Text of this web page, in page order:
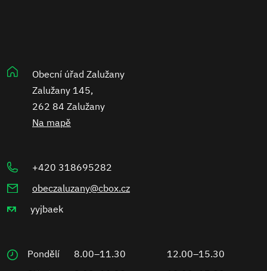
Obecní úřad Zalužany
Zalužany 145,
262 84 Zalužany
Na mapě
+420 318695282
obeczaluzany@cbox.cz
yyjbaek
Pondělí 8.00–11.30
12.00–15.30